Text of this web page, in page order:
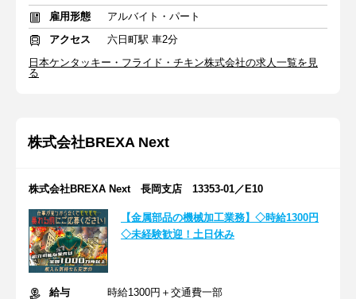
雇用形態
アルバイト・パート
アクセス
六日町駅 車2分
日本ケンタッキー・フライド・チキン株式会社の求人一覧を見
る
株式会社BREXA Next
株式会社BREXA Next 長岡支店 13353-01／E10
【金属部品の機械加工業務】◇時給1300円
◇未経験歓迎！土日休み
給与
時給1300円＋交通費一部